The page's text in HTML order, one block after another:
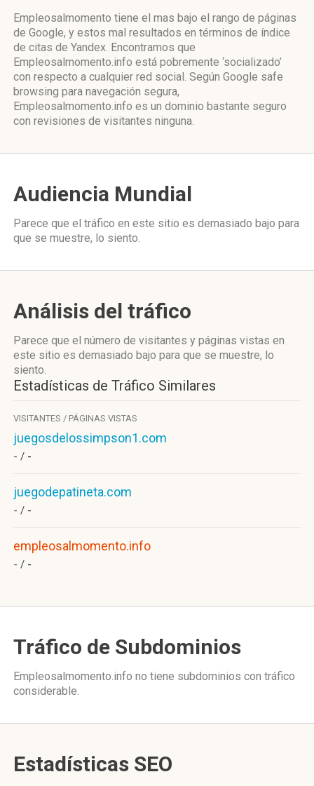
Empleosalmomento tiene el mas bajo el rango de páginas
de Google, y estos mal resultados en términos de índice
de citas de Yandex. Encontramos que
Empleosalmomento.info está pobremente ‘socializado’
con respecto a cualquier red social. Según Google safe
browsing para navegación segura,
Empleosalmomento.info es un dominio bastante seguro
con revisiones de visitantes ninguna.
Audiencia Mundial
Parece que el tráfico en este sitio es demasiado bajo para
que se muestre, lo siento.
Análisis del tráfico
Parece que el número de visitantes y páginas vistas en
este sitio es demasiado bajo para que se muestre, lo
siento.
Estadísticas de Tráfico Similares
VISITANTES / PÁGINAS VISTAS
juegosdelossimpson1.com
- / -
juegodepatineta.com
- / -
empleosalmomento.info
- / -
Tráfico de Subdominios
Empleosalmomento.info no tiene subdominios con tráfico
considerable.
Estadísticas SEO